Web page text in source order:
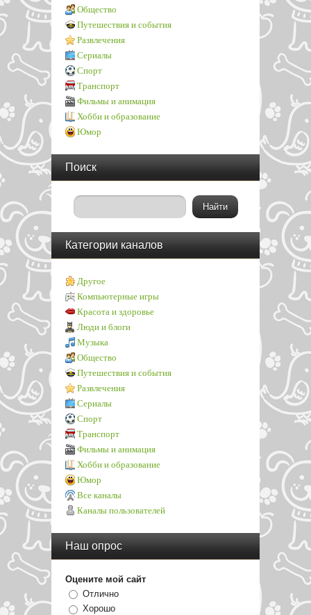
Общество
Путешествия и события
Развлечения
Сериалы
Спорт
Транспорт
Фильмы и анимация
Хобби и образование
Юмор
Поиск
Категории каналов
Другое
Компьютерные игры
Красота и здоровье
Люди и блоги
Музыка
Общество
Путешествия и события
Развлечения
Сериалы
Спорт
Транспорт
Фильмы и анимация
Хобби и образование
Юмор
Все каналы
Каналы пользователей
Наш опрос
Оцените мой сайт
Отлично
Хорошо